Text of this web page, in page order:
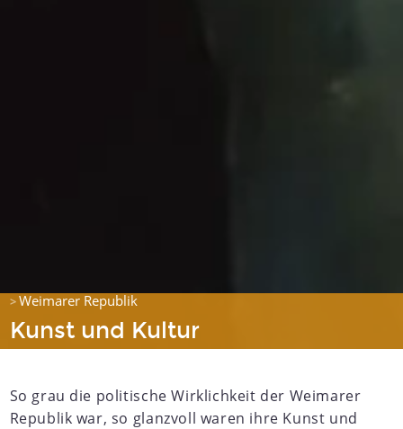
>Weimarer Republik
Kunst und Kultur
So grau die politische Wirklichkeit der Weimarer
Republik war, so glanzvoll waren ihre Kunst und